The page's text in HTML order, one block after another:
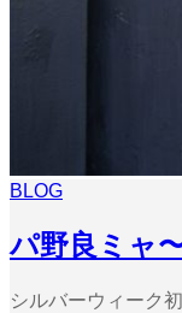
BLOG
パ野良ミャ
シルバーウィーク